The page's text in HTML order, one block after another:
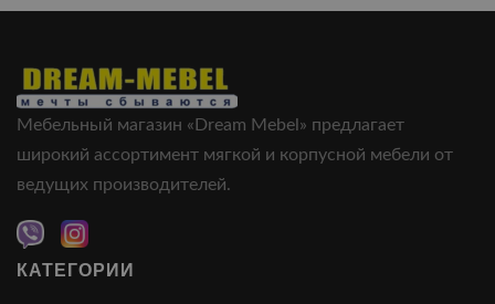
Мебельный магазин «Dream Mebel» предлагает
широкий ассортимент мягкой и корпусной мебели от
ведущих производителей.
КАТЕГОРИИ